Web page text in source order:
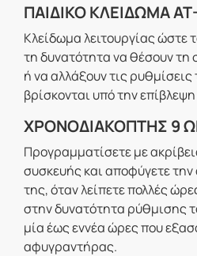
ΠΑΙΔΙΚΟ ΚΛΕΙΔΩΜΑ
Κλείδωμα λειτουργίας ώστε
τη δυνατότητα να θέσουν τη
ή να αλλάξουν τις ρυθμίσεις
βρίσκονται υπό την
ΧΡΟΝΟΔΙΑΚΟΠΤΗΣ 9
Προγραμματίσετε με
συσκευής και αποφύγετε την
της, όταν λείπετε πολλές
στην δυνατότητα ρύθμισης
μία έως εννέα ώρες που
αφυγραντήρας.